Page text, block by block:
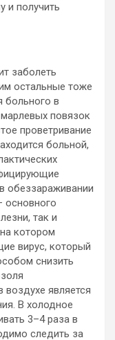
и получить
заболеть
остальные тоже
больного в
повязок
проветривание
больной,
обеззараживании
так и
котором
вирус, который
снизить
является
В холодное
3–4 раза в
следить за